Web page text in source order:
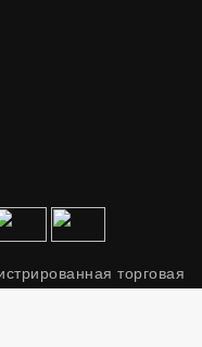
торговая